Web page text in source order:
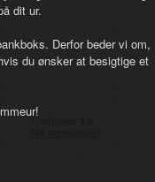
dit ur.
Derfor beder vi om,
du ønsker at besigtige et